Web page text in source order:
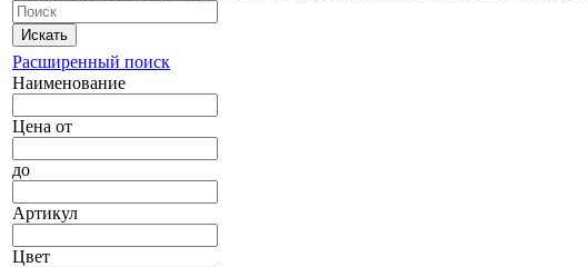
Искать
Расширенный поиск
Наименование
Цена от
до
Артикул
Цвет